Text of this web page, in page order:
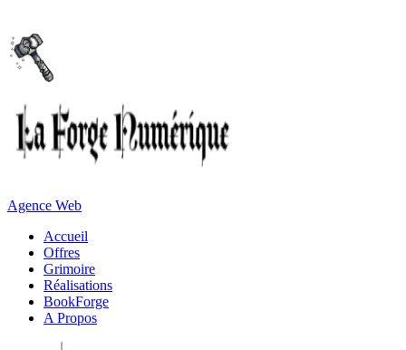
Agence Web
Accueil
Offres
Grimoire
Réalisations
BookForge
A Propos